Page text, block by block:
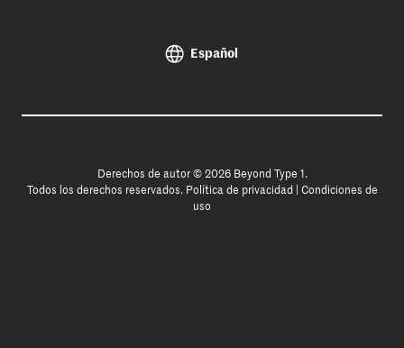
Español
Derechos de autor © 2026 Beyond Type 1.
Todos los derechos reservados. Política de privacidad
Condiciones de
uso